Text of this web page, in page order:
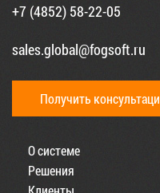
+7 (4852) 58-22-05
sales.global@fogsoft.ru
Получить
О системе
Решения